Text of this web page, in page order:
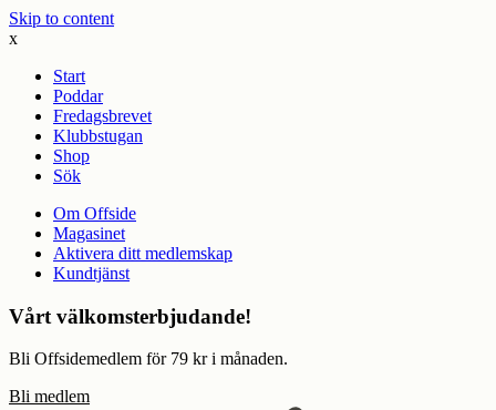
Skip to content
x
Start
Poddar
Fredagsbrevet
Klubbstugan
Shop
Sök
Om Offside
Magasinet
Aktivera ditt medlemskap
Kundtjänst
Vårt välkomsterbjudande!
Bli Offsidemedlem för 79 kr i månaden.
Bli medlem